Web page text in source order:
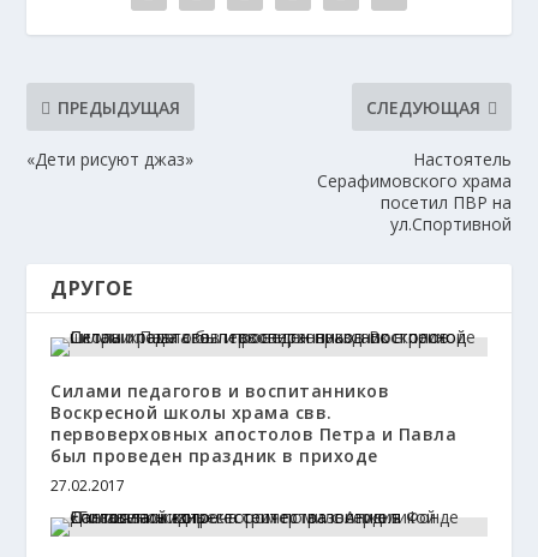
ПРЕДЫДУЩАЯ
«Дети рисуют джаз»
СЛЕДУЮЩАЯ
Настоятель
Серафимовского храма
посетил ПВР на
ул.Спортивной
ДРУГОЕ
Силами педагогов и воспитанников
Воскресной школы храма свв.
первоверховных апостолов Петра и Павла
был проведен праздник в приходе
27.02.2017